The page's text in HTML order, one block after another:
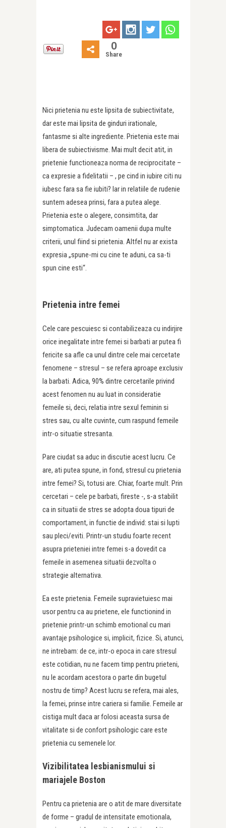
0
Share
Nici prietenia nu este lipsita de subiectivitate,
dar este mai lipsita de ginduri irationale,
fantasme si alte ingrediente. Prietenia este mai
libera de subiectivisme. Mai mult decit atit, in
prietenie functioneaza norma de reciprocitate –
ca expresie a fidelitatii – , pe cind in iubire citi nu
iubesc fara sa fie iubiti? Iar in relatiile de rudenie
suntem adesea prinsi, fara a putea alege.
Prietenia este o alegere, consimtita, dar
simptomatica. Judecam oamenii dupa multe
criterii, unul fiind si prietenia. Altfel nu ar exista
expresia „spune-mi cu cine te aduni, ca sa-ti
spun cine esti“.
Prietenia intre femei
Cele care pescuiesc si contabilizeaza cu indirjire
orice inegalitate intre femei si barbati ar putea fi
fericite sa afle ca unul dintre cele mai cercetate
fenomene – stresul – se refera aproape exclusiv
la barbati. Adica, 90% dintre cercetarile privind
acest fenomen nu au luat in consideratie
femeile si, deci, relatia intre sexul feminin si
stres sau, cu alte cuvinte, cum raspund femeile
intr-o situatie stresanta.
Pare ciudat sa aduc in discutie acest lucru. Ce
are, ati putea spune, in fond, stresul cu prietenia
intre femei? Si, totusi are. Chiar, foarte mult. Prin
cercetari – cele pe barbati, fireste -, s-a stabilit
ca in situatii de stres se adopta doua tipuri de
comportament, in functie de individ: stai si lupti
sau pleci/eviti. Printr-un studiu foarte recent
asupra prieteniei intre femei s-a dovedit ca
femeile in asemenea situatii dezvolta o
strategie alternativa.
Ea este prietenia. Femeile supravietuiesc mai
usor pentru ca au prietene, ele functionind in
prietenie printr-un schimb emotional cu mari
avantaje psihologice si, implicit, fizice. Si, atunci,
ne intrebam: de ce, intr-o epoca in care stresul
este cotidian, nu ne facem timp pentru prieteni,
nu le acordam acestora o parte din bugetul
nostru de timp? Acest lucru se refera, mai ales,
la femei, prinse intre cariera si familie. Femeile ar
cistiga mult daca ar folosi aceasta sursa de
vitalitate si de confort psihologic care este
prietenia cu semenele lor.
Vizibilitatea lesbianismului si
mariajele Boston
Pentru ca prietenia are o atit de mare diversitate
de forme – gradul de intensitate emotionala,